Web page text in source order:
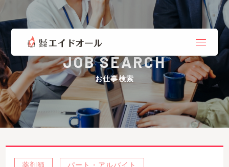
JOB SEARCH
お仕事検索
薬剤師 パート・アルバイト